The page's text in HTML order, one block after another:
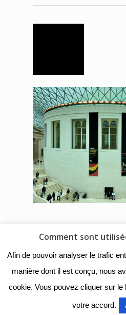
© 2018 -
Navarre |
Comment sont
Afin de pouvoir analyser le trafic
manière dont il est conçu, nous
cookie. Vous pouvez cliquer sur le
votre accord.